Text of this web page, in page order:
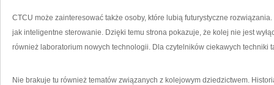
CTCU może zainteresować także osoby, które lubią futurystyczne
jak inteligentne sterowanie. Dzięki temu strona pokazuje, że kolej nie jest
również laboratorium nowych technologii. Dla czytelników ciekawych techniki
Nie brakuje tu również tematów związanych z kolejowym dziedzictwem.